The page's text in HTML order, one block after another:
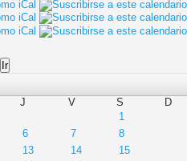
J V S
D
1
6 7
8
13 14
15